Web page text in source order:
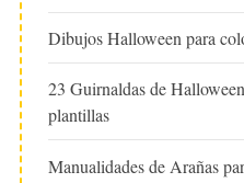
Dibujos Halloween para
23 Guirnaldas de
plantillas
Manualidades de Arañas